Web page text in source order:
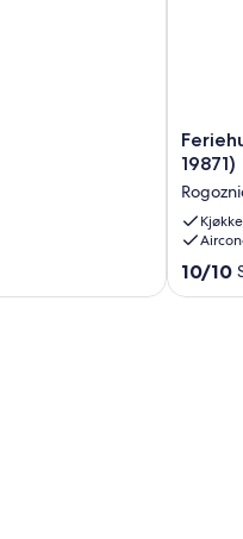
Feriehus
ved
Stupin
Celine,
(K-
19871)
19871)
10.0
av
10/10